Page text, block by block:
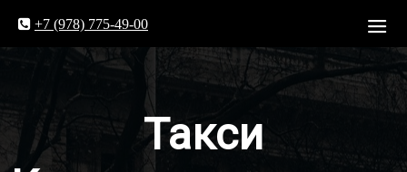
+7 (978) 775-49-00
Такси